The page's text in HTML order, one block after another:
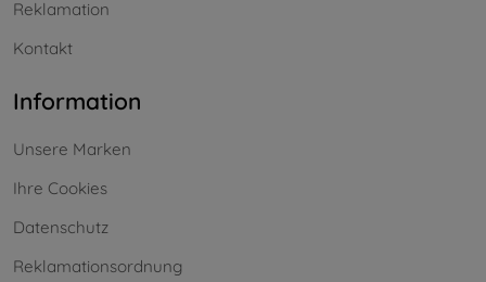
Reklamation
Kontakt
Information
Unsere Marken
Ihre Cookies
Datenschutz
Reklamationsordnung